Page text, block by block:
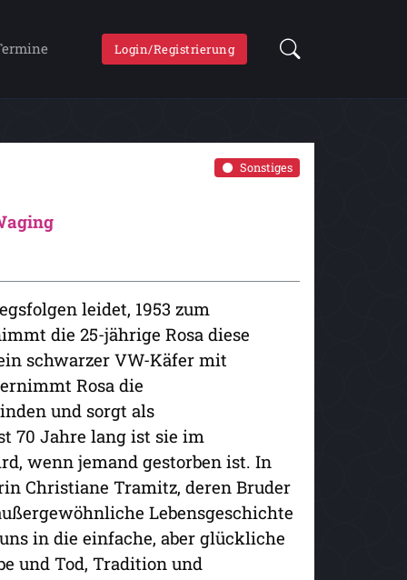
Login/Registrierung
Sonstiges
leidet, 1953 zum
die 25-jährige Rosa diese
schwarzer VW-Käfer mit
Rosa die
und sorgt als
70 Jahre lang ist sie im
wenn jemand gestorben ist. In
Christiane Tramitz, deren Bruder
Lebensgeschichte
in die einfache, aber glückliche
und Tod, Tradition und